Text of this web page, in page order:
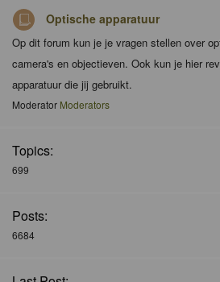
Optische apparatuur
Op dit forum kun je je vragen stellen over
camera's en objectieven. Ook kun je hier
apparatuur die jij gebruikt.
Moderator Moderators
Topics:
699
Posts:
6684